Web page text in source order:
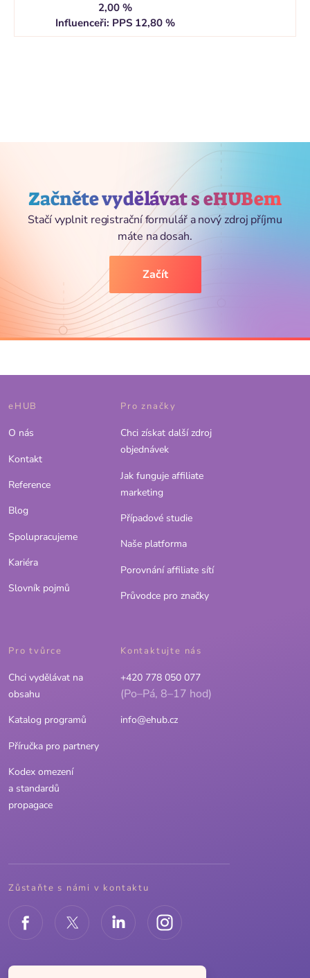
2,00 %
Influenceři: PPS 12,80 %
Začněte vydělávat s eHUBem
Stačí vyplnit registrační formulář a nový zdroj příjmu
máte na dosah.
Začít
eHUB
O nás
Kontakt
Reference
Blog
Spolupracujeme
Kariéra
Slovník pojmů
Pro značky
Chci získat další zdroj
objednávek
Jak funguje affiliate
marketing
Případové studie
Naše platforma
Porovnání affiliate sítí
Průvodce pro značky
Pro tvůrce
Chci vydělávat na
obsahu
Katalog programů
Příručka pro partnery
Kodex omezení
a standardů
propagace
Kontaktujte nás
+420 778 050 077
(Po–Pá, 8–17 hod)
info@ehub.cz
Zůstaňte s námi v kontaktu